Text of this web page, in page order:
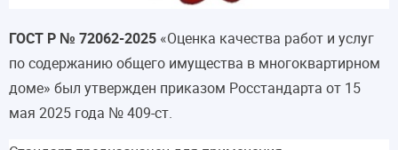
ГОСТ Р № 72062-2025 «Оценка качества работ и услуг
по содержанию общего имущества в многоквартирном
доме» был утвержден приказом Росстандарта от 15
мая 2025 года № 409-ст.